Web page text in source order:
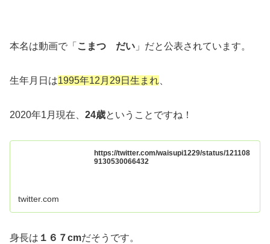
本名は動画で「 こまつ だい 」だと公表されています。
生年月日は1995年12月29日生まれ
2020年1月現在、 24歳ということですね！
https://twitter.com/waisupi1229/status/121108
9130530066432
twitter.com
身長は １６７cmだそうです。